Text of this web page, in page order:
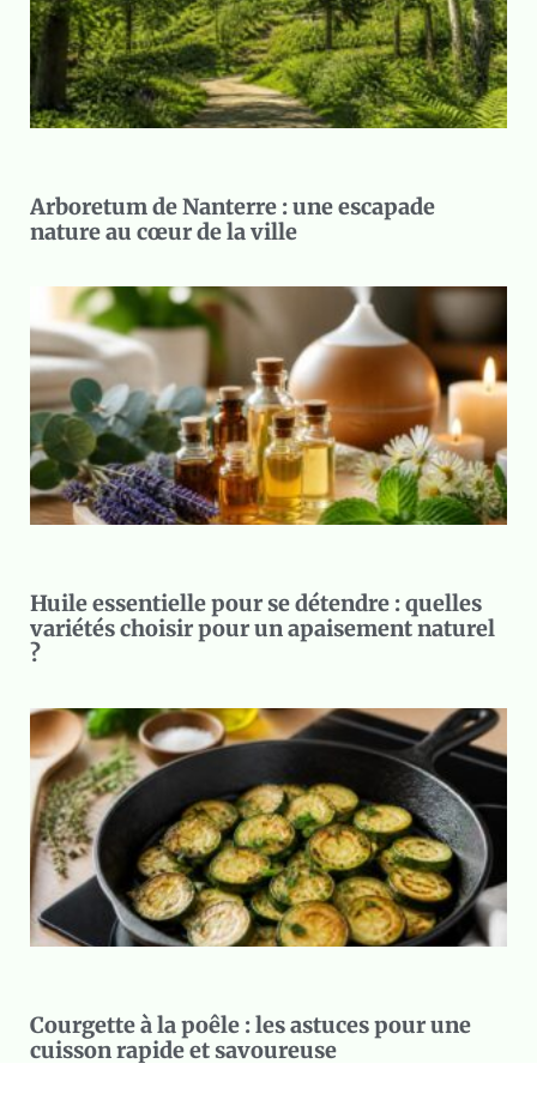
Arboretum de Nanterre : une escapade
nature au cœur de la ville
Huile essentielle pour se détendre : quelles
variétés choisir pour un apaisement naturel
?
Courgette à la poêle : les astuces pour une
cuisson rapide et savoureuse